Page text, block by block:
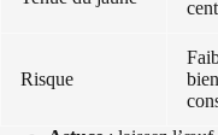
Risque
bien